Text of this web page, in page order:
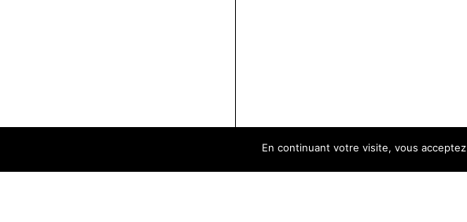
En continuant votre visite, vous